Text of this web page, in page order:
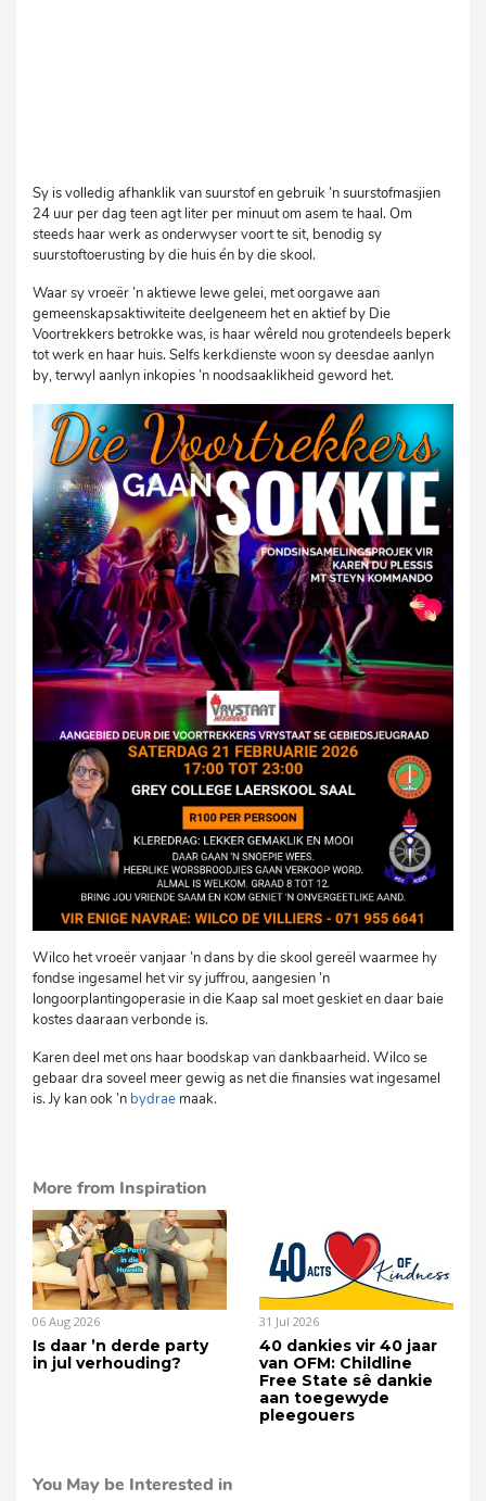
Sy is volledig afhanklik van suurstof en gebruik ’n suurstofmasjien
24 uur per dag teen agt liter per minuut om asem te haal. Om
steeds haar werk as onderwyser voort te sit, benodig sy
suurstoftoerusting by die huis én by die skool.
Waar sy vroeër ’n aktiewe lewe gelei, met oorgawe aan
gemeenskapsaktiwiteite deelgeneem het en aktief by Die
Voortrekkers betrokke was, is haar wêreld nou grotendeels beperk
tot werk en haar huis. Selfs kerkdienste woon sy deesdae aanlyn
by, terwyl aanlyn inkopies ’n noodsaaklikheid geword het.
Wilco het vroeër vanjaar ’n dans by die skool gereël waarmee hy
fondse ingesamel het vir sy juffrou, aangesien ’n
longoorplantingoperasie in die Kaap sal moet geskiet en daar baie
kostes daaraan verbonde is.
Karen deel met ons haar boodskap van dankbaarheid. Wilco se
gebaar dra soveel meer gewig as net die finansies wat ingesamel
is. Jy kan ook ’n bydrae maak.
More from Inspiration
06 Aug 2026
Is daar ’n derde party
in jul verhouding?
31 Jul 2026
40 dankies vir 40 jaar
van OFM: Childline
Free State sê dankie
aan toegewyde
pleegouers
You May be Interested in